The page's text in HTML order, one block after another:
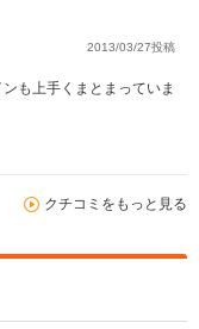
2013/03/27投稿
も上手くまとまっていま
クチコミをもっと見る